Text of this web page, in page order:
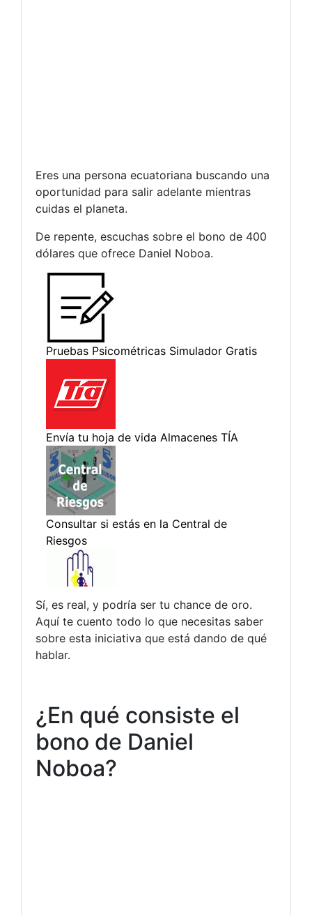
Eres una persona ecuatoriana buscando una
oportunidad para salir adelante mientras
cuidas el planeta.
De repente, escuchas sobre el bono de 400
dólares que ofrece Daniel Noboa.
Sí, es real, y podría ser tu chance de oro.
Aquí te cuento todo lo que necesitas saber
sobre esta iniciativa que está dando de qué
hablar.
¿En qué consiste el
bono de Daniel
Noboa?